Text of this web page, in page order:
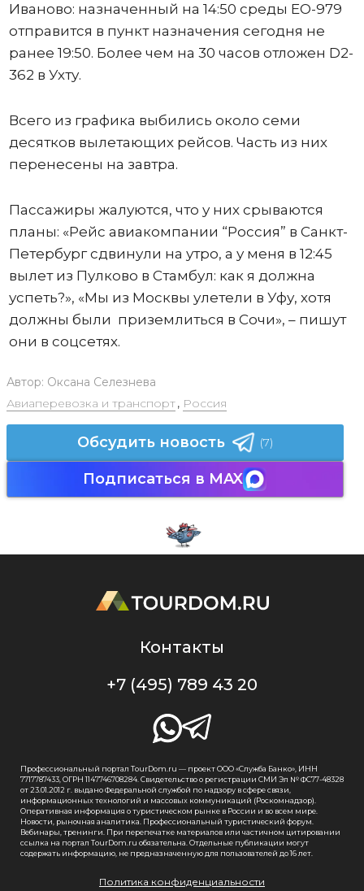
Иваново: назначенный на 14:50 среды ЕО-979
отправится в пункт назначения сегодня не
ранее 19:50. Более чем на 30 часов отложен D2-
362 в Ухту.
Всего из графика выбились около семи
десятков вылетающих рейсов. Часть из них
перенесены на завтра.
Пассажиры жалуются, что у них срываются
планы: «Рейс авиакомпании “Россия” в Санкт-
Петербург сдвинули на утро, а у меня в 12:45
вылет из Пулково в Стамбул: как я должна
успеть?», «Мы из Москвы улетели в Уфу, хотя
должны были приземлиться в Сочи», – пишут
они в соцсетях.
Автор: Оксана Селезнева
Авиаперевозка и транспорт, Россия
Обсудить новость (7)
Подписаться в MAX
Контакты
+7 (495) 789 43 20
Профессиональный портал TourDom.ru — проект ООО «Служба Банко», ИНН
7717787433, ОГРН 1147746708284. Свидетельство о регистрации СМИ Эл № ФС77-48328
от 23.01.2012 г. выдано Федеральной службой по надзору в сфере связи,
информационных технологий и массовых коммуникаций (Роскомнадзор).
Оперативная информация о туристическом рынке в России и во всем мире.
Новости, рыночная аналитика. Профессиональный туристический форум.
Вебинары, тренинги. При перепечатке материалов или частичном цитировании
ссылка на портал TourDom.ru обязательна. Отдельные публикации могут
содержать информацию, не предназначенную для пользователей до 16 лет.
Политика конфиденциальности